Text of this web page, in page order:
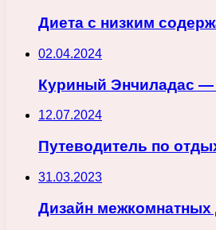
Диета с низким
02.04.2024
Куриный Энчиладас —
12.07.2024
Путеводитель по
31.03.2023
Дизайн межкомнатных